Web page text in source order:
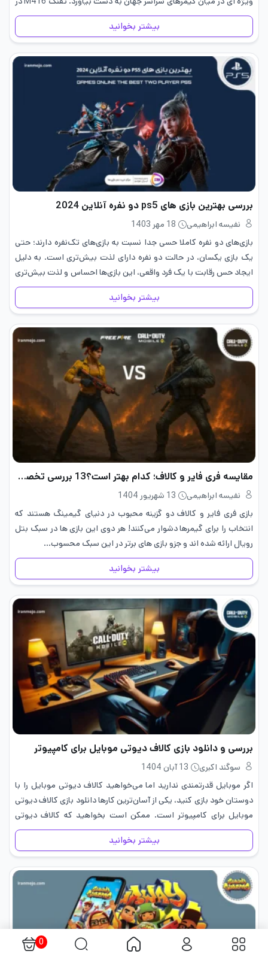
پابجی…
بیشتر بخوانید
بررسی بهترین بازی های ps5 دو نفره آنلاین 2024
نفیسه ابراهیمی
18 مهر 1403
بازی‌های دو نفره کاملا حسی جدا نسبت به بازی‌های تک‌نفره دارند؛ حتی
یک بازی یکسان، در حالت دو نفره دارای لذت بیش‌تری است. به دلیل
ایجاد حس رقابت با یک فرد واقعی، این بازی‌ها احساس و لذت بیش‌تری
را فراهم…
بیشتر بخوانید
مقایسه فری فایر و کالاف؛ کدام بهتر است؟13 بررسی تخصصی
نفیسه ابراهیمی
13 شهریور 1404
بازی فری فایر و کالاف دو گزینه محبوب در دنیای گیمینگ هستند که
انتخاب را برای گیمرها دشوار می‌کنند! هر دوی این بازی ها در سبک بتل
رویال ارائه شده اند و جزو بازی های برتر در این سبک محسوب…
بیشتر بخوانید
بررسی و دانلود بازی کالاف دیوتی موبایل برای کامپیوتر
سوگند اکبری
13 آبان 1404
اگر موبایل قدرتمندی ندارید اما می‌خواهید کالاف دیوتی موبایل را با
دوستان خود بازی کنید، یکی از آسان‌ترین کارها دانلود بازی کالاف دیوتی
موبایل برای کامپیوتر است. ممکن است بخواهید که کالاف دیوتی
موبایل را روی یک صفحه بزرگ‌تر بازی…
بیشتر بخوانید
0